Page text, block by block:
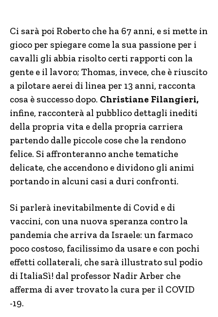
Ci sarà poi Roberto che ha 67 anni, e si mette in
gioco per spiegare come la sua passione per i
cavalli gli abbia risolto certi rapporti con la
gente e il lavoro; Thomas, invece, che è riuscito
a pilotare aerei di linea per 13 anni, racconta
cosa è successo dopo. Christiane Filangieri,
infine, racconterà al pubblico dettagli inediti
della propria vita e della propria carriera
partendo dalle piccole cose che la rendono
felice. Si affronteranno anche tematiche
delicate, che accendono e dividono gli animi
portando in alcuni casi a duri confronti.
Si parlerà inevitabilmente di Covid e di
vaccini, con una nuova speranza contro la
pandemia che arriva da Israele: un farmaco
poco costoso, facilissimo da usare e con pochi
effetti collaterali, che sarà illustrato sul podio
di ItaliaSì! dal professor Nadir Arber che
afferma di aver trovato la cura per il COVID
-19.